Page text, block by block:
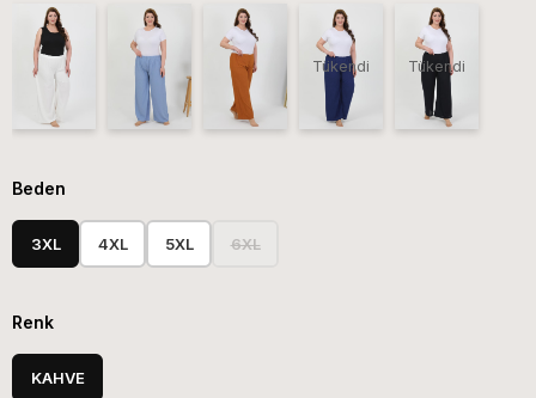
Tükendi Tükendi
Beden
3XL 4XL 5XL 6XL
Renk
KAHVE